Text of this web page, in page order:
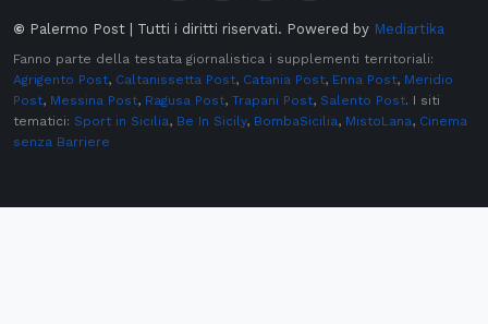
© Palermo Post | Tutti i diritti riservati. Powered by Mediartika
Fanno parte della testata giornalistica i supplementi territoriali:
Agrigento Post, Caltanissetta Post, Catania Post, Enna Post, Meridio
Post, Messina Post, Ragusa Post, Trapani Post, Salento Post. I siti
tematici: Sport in Sicilia, Be In Sicily, BombaSicilia, MistoLana, Cinema
senza Barriere